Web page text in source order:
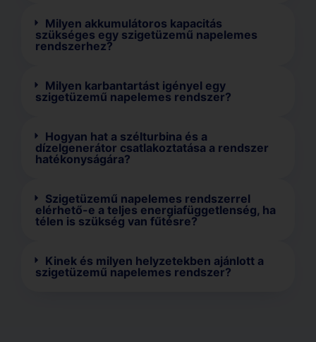
Milyen akkumulátoros kapacitás
szükséges egy szigetüzemű napelemes
rendszerhez?
Milyen karbantartást igényel egy
szigetüzemű napelemes rendszer?
Hogyan hat a szélturbina és a
dízelgenerátor csatlakoztatása a rendszer
hatékonyságára?
Szigetüzemű napelemes rendszerrel
elérhető-e a teljes energiafüggetlenség, ha
télen is szükség van fűtésre?
Kinek és milyen helyzetekben ajánlott a
szigetüzemű napelemes rendszer?